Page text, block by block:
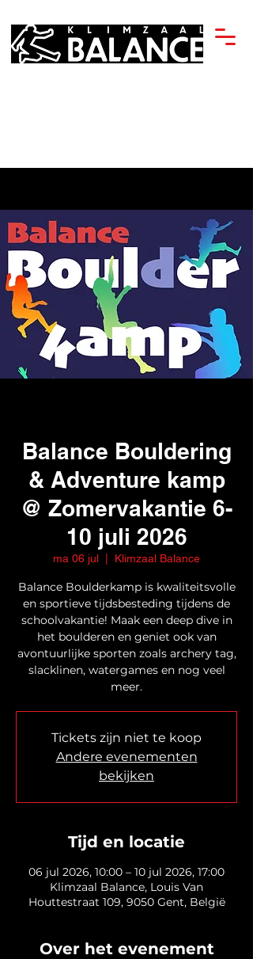
Balance Bouldering
& Adventure kamp
@ Zomervakantie 6-
10 juli 2026
ma 06 jul Klimzaal Balance
Balance Boulderkamp is kwaliteitsvolle
en sportieve tijdsbesteding tijdens de
schoolvakantie! Maak een deep dive in
het boulderen en geniet ook van
avontuurlijke sporten zoals archery tag,
slacklinen, watergames en nog veel
meer.
Tickets zijn niet te koop
Andere evenementen
bekijken
Tijd en locatie
06 jul 2026, 10:00 – 10 jul 2026, 17:00
Klimzaal Balance, Louis Van
Houttestraat 109, 9050 Gent, België
Over het evenement